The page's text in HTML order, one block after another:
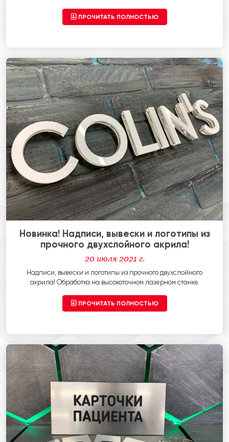
ПРОЧИТАТЬ ПОЛНОСТЬЮ
Новинка! Надписи, вывески и логотипы из
прочного двухслойного акрила!
20 июля 2021 г.
Надписи, вывески и логотипы из прочного двухслойного
акрила! Обработка на высокоточном лазерном станке.
ПРОЧИТАТЬ ПОЛНОСТЬЮ